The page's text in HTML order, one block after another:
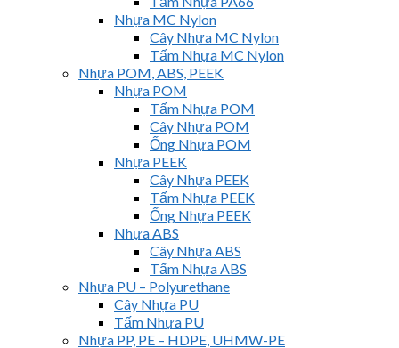
Nhựa MC Nylon
Cây Nhựa MC Nylon
Tấm Nhựa MC Nylon
Nhựa POM, ABS, PEEK
Nhựa POM
Tấm Nhựa POM
Cây Nhựa POM
Ống Nhựa POM
Nhựa PEEK
Cây Nhựa PEEK
Tấm Nhựa PEEK
Ống Nhựa PEEK
Nhựa ABS
Cây Nhựa ABS
Tấm Nhựa ABS
Nhựa PU – Polyurethane
Cây Nhựa PU
Tấm Nhựa PU
Nhựa PP, PE – HDPE, UHMW-PE